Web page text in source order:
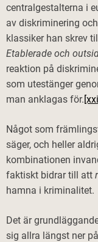
centralgestalterna i
av diskriminering
klassiker han skrev
Etablerade och
reaktion på
som utestänger
man anklagas för.
Något som
säger, och heller
kombinationen
faktiskt bidrar till att
hamna i kriminalitet.
Det är
sig allra längst ner